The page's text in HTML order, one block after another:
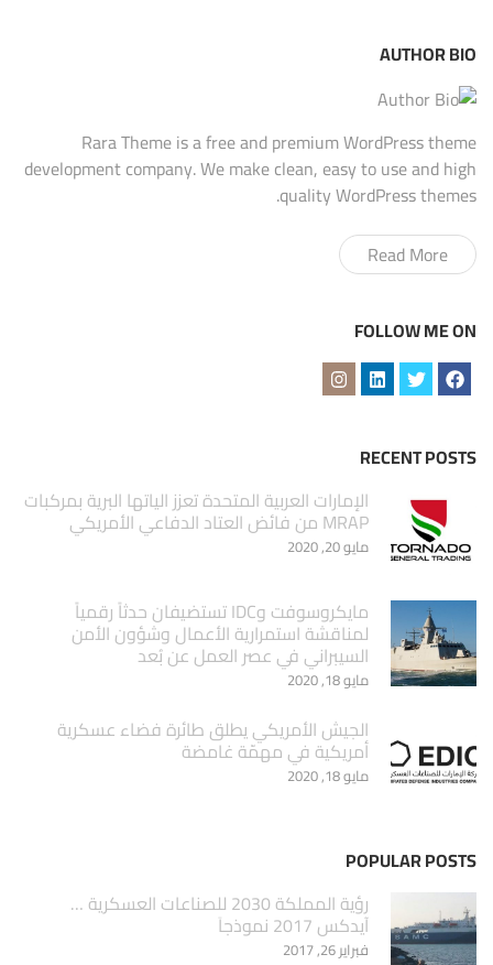
AUTHOR BIO
Rara Theme is a free and premium WordPress theme
development company. We make clean, easy to use and high
quality WordPress themes.
Read More
FOLLOW ME ON
RECENT POSTS
الإمارات العربية المتحدة تعزز الياتها البرية بمركبات
MRAP من فائض العتاد الدفاعي الأمريكي
مايو 20, 2020
مايكروسوفت وIDC تستضيفان حدثاً رقمياً
لمناقشة استمرارية الأعمال وشؤون الأمن
السيبراني في عصر العمل عن بُعد
مايو 18, 2020
الجيش الأمريكي يطلق طائرة فضاء عسكرية
أمريكية في مهمّة غامضة
مايو 18, 2020
POPULAR POSTS
‏رؤية المملكة 2030 للصناعات العسكرية …
آيدكس 2017 نموذجاَ
فبراير 26, 2017